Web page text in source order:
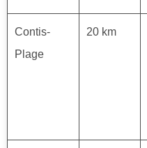
Contis-
Plage
20 km